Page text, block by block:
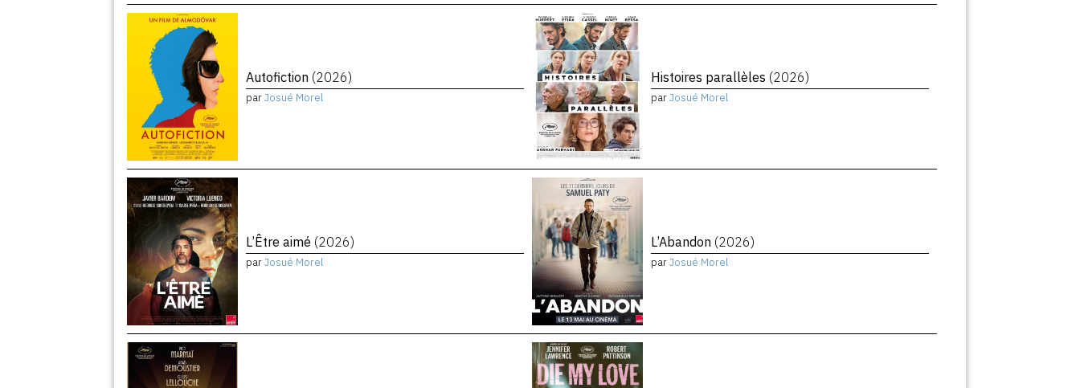
Autofiction (2026)
parJosué Morel
Histoires parallèles (2026)
parJosué Morel
L’Être aimé (2026)
parJosué Morel
L’Abandon (2026)
parJosué Morel